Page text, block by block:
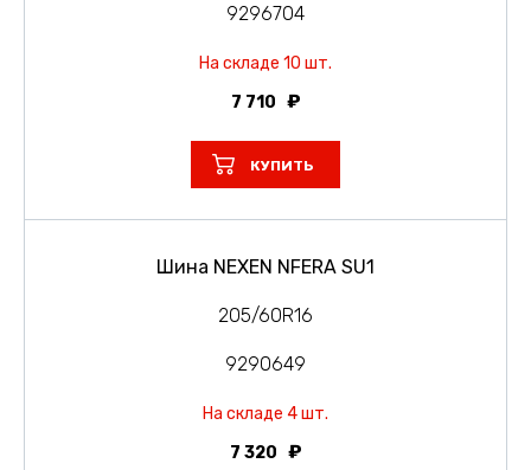
9296704
На складе 10 шт.
7 710
КУПИТЬ
Шина NEXEN NFERA SU1
205/60R16
9290649
На складе 4 шт.
7 320